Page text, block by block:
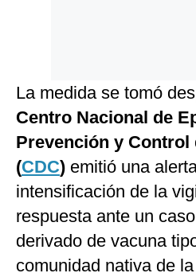
La medida se tomó
Centro Nacional de
Prevención y Control
(CDC) emitió una
intensificación de la
respuesta ante un
derivado de vacuna
comunidad nativa de